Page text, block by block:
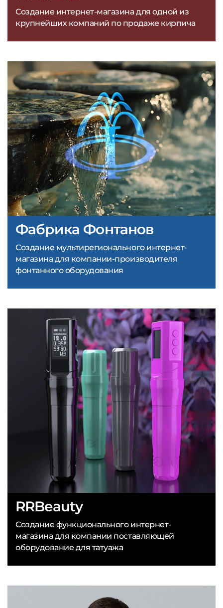
Создание интернет-магазина для одной из
крупнейших компаний по продаже кирпича
RRBeauty
Создание функционального интернет-
магазина для компании поставляющей
оборудование для татуажа
Фабрика Фонтанов
Создание мультирегионального интернет-
магазина для компании-производителя
фонтанного оборудования